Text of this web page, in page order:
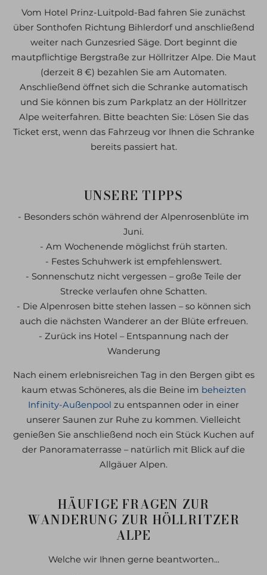
Vom Hotel Prinz-Luitpold-Bad fahren Sie zunächst
über Sonthofen Richtung Bihlerdorf und anschließend
weiter nach Gunzesried Säge. Dort beginnt die
mautpflichtige Bergstraße zur Höllritzer Alpe. Die Maut
(derzeit 8 €) bezahlen Sie am Automaten.
Anschließend öffnet sich die Schranke automatisch
und Sie können bis zum Parkplatz an der Höllritzer
Alpe weiterfahren. Bitte beachten Sie: Lösen Sie das
Ticket erst, wenn das Fahrzeug vor Ihnen die Schranke
bereits passiert hat.
UNSERE TIPPS
- Besonders schön während der Alpenrosenblüte im
Juni.
- Am Wochenende möglichst früh starten.
- Festes Schuhwerk ist empfehlenswert.
- Sonnenschutz nicht vergessen – große Teile der
Strecke verlaufen ohne Schatten.
- Die Alpenrosen bitte stehen lassen – so können sich
auch die nächsten Wanderer an der Blüte erfreuen.
- Zurück ins Hotel – Entspannung nach der
Wanderung
Nach einem erlebnisreichen Tag in den Bergen gibt es
kaum etwas Schöneres, als die Beine im beheizten
Infinity-Außenpool zu entspannen oder in einer
unserer Saunen zur Ruhe zu kommen. Vielleicht
genießen Sie anschließend noch ein Stück Kuchen auf
der Panoramaterrasse – natürlich mit Blick auf die
Allgäuer Alpen.
HÄUFIGE FRAGEN ZUR
WANDERUNG ZUR HÖLLRITZER
ALPE
Welche wir Ihnen gerne beantworten...